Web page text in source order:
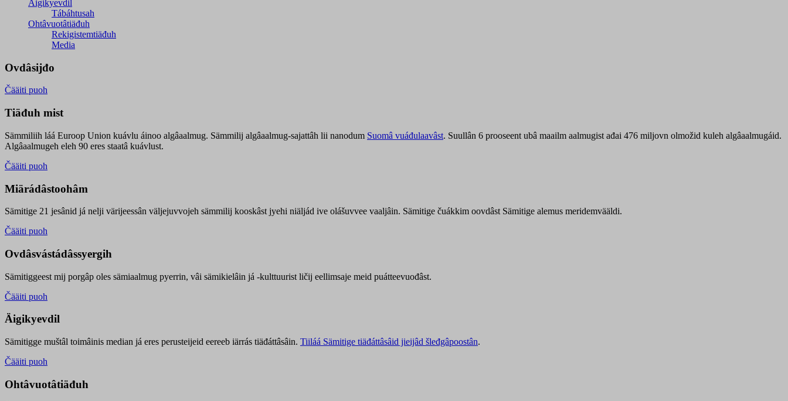
Äigikyevdil
Tábáhtusah
Ohtâvuotâtiäđuh
Rekigistemtiäđuh
Media
Ovdâsijđo
Čääiti puoh
Tiäđuh mist
Sämmiliih láá Euroop Union kuávlu áinoo algâaalmug. Sämmilij algâaalmug-sajattâh lii nanodum Suomâ vuáđulaavâst. Suullân 6 prooseent ubâ maailm aalmugist ađai 476 miljovn olmožid kuleh algâaalmugáid.
Algâaalmugeh eleh 90 eres staatâ kuávlust.
Čääiti puoh
Miärádâstoohâm
Sämitige 21 jesânid já nelji värijeessân väljejuvvojeh sämmilij kooskâst jyehi niäljád ive olášuvvee vaaljâin. Sämitige čuákkim oovdâst Sämitige alemus meridemvääldi.
Čääiti puoh
Ovdâsvástádâssyergih
Sämitiggeest mij porgâp oles sämiaalmug pyerrin, vâi sämikielâin já -kulttuurist ličij eellimsaje meid puátteevuođâst.
Čääiti puoh
Äigikyevdil
Sämitigge muštâl toimâinis median já eres perusteijeid eereeb iärrás tiäđáttâsâin. Tiiláá Sämitige tiäđáttâsâid jieijâd šleđgâpoostân.
Čääiti puoh
Ohtâvuotâtiäđuh